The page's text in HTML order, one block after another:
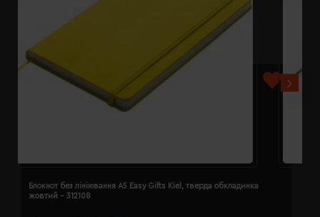
Блокнот без лініювання A5 Easy Gifts Kiel, тверда обкладинка
жовтий - 312108